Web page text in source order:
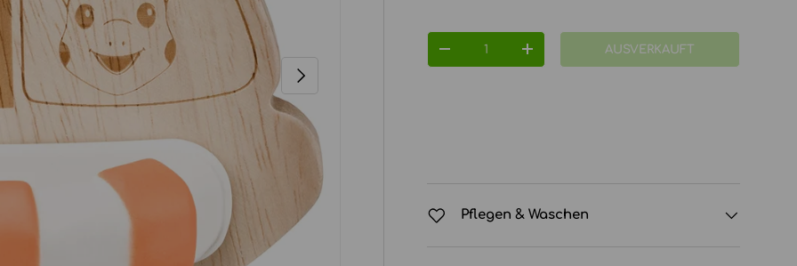
NÄCHSTE
MENGE VERRINGERNMENGE ERHÖHENAUSVERKAUFT
Pflegen & Waschen